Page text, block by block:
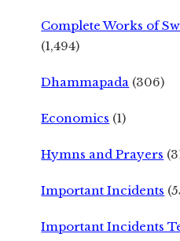
Complete Works of
(1,494)
Dhammapada (306)
Economics (1)
Hymns and Prayers
Important Incidents
Important Incidents